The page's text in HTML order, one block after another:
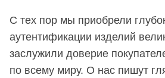
С тех пор мы приобрели
аутентификации изделий
заслужили доверие
по всему миру. О нас пишут